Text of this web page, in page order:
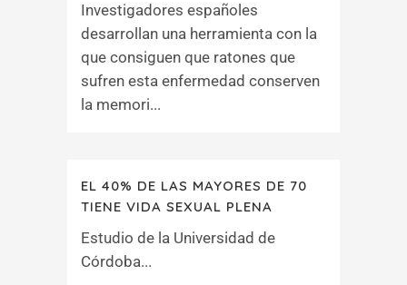
Investigadores españoles
desarrollan una herramienta con la
que consiguen que ratones que
sufren esta enfermedad conserven
la memori...
EL 40% DE LAS MAYORES DE 70
TIENE VIDA SEXUAL PLENA
Estudio de la Universidad de
Córdoba...